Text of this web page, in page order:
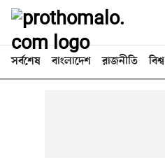
সর্বশেষ বাংলাদেশ রাজনীতি বিশ্ব